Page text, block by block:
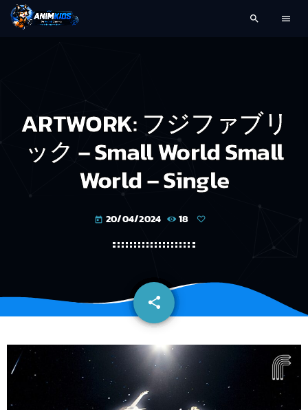
search menu
ARTWORK: フジファブリ
ック – Small World Small
World – Single
today 20/04/2024 18
share
email